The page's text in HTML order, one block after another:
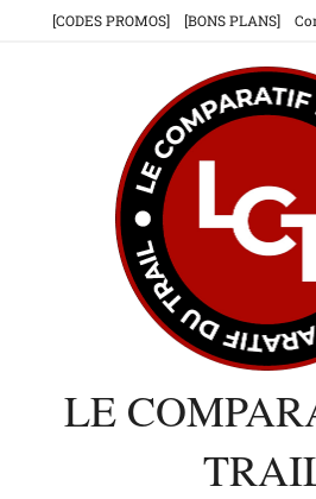
[CODES PROMOS] [BONS PLANS]
LE